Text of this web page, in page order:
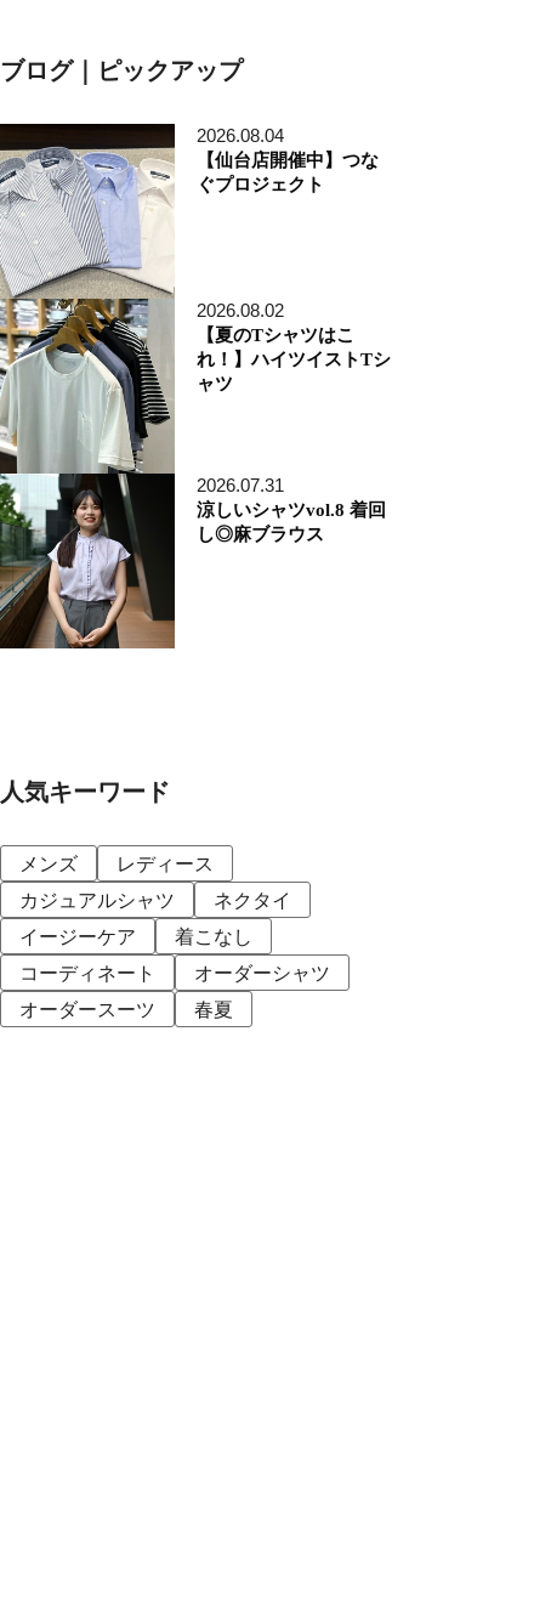
ブログ｜ピックアップ
2026.08.04
【仙台店開催中】つな
ぐプロジェクト
2026.08.02
【夏のTシャツはこ
れ！】ハイツイストTシ
ャツ
2026.07.31
涼しいシャツvol.8 着回
し◎麻ブラウス
人気キーワード
メンズ
レディース
カジュアルシャツ
ネクタイ
イージーケア
着こなし
コーディネート
オーダーシャツ
オーダースーツ
春夏